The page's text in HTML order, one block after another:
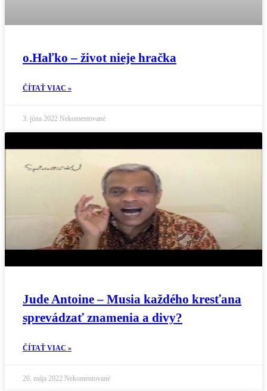
o.Haľko – život nieje hračka
ČÍTAŤ VIAC »
3. júna 2022 Nekomentované
Jude Antoine – Musia každého kresťana
sprevádzať znamenia a divy?
ČÍTAŤ VIAC »
20. mája 2022 Nekomentované